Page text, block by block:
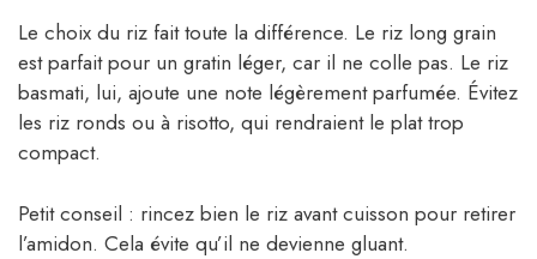
Le choix du riz fait toute la différence. Le riz long grain
est parfait pour un gratin léger, car il ne colle pas. Le riz
basmati, lui, ajoute une note légèrement parfumée. Évitez
les riz ronds ou à risotto, qui rendraient le plat trop
compact.
Petit conseil : rincez bien le riz avant cuisson pour retirer
l’amidon. Cela évite qu’il ne devienne gluant.